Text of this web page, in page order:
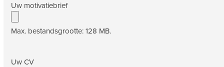
Uw motivatiebrief
Max. bestandsgrootte: 128 MB.
Uw CV